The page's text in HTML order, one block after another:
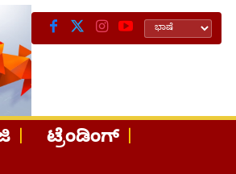
ಟ್ರೆಂಡಿಂಗ್